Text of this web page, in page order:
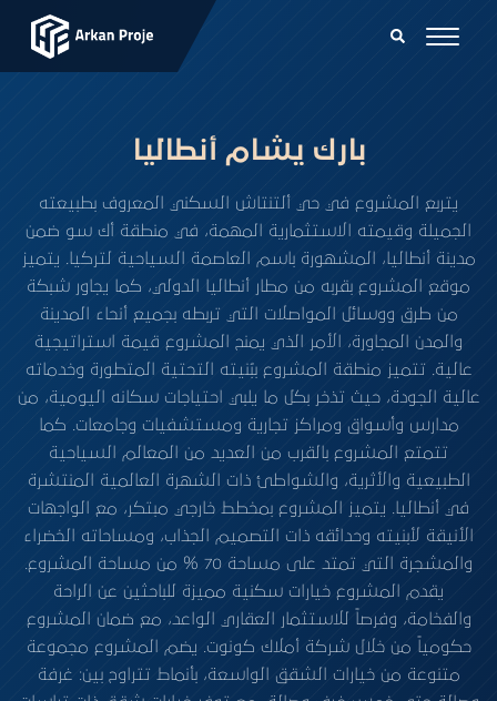
بارك يشام أنطاليا
يتربع المشروع في حي ألتنتاش السكني المعروف بطبيعته
الجميلة وقيمته الاستثمارية المهمة، في منطقة أك سو ضمن
مدينة أنطاليا، المشهورة باسم العاصمة السياحية لتركيا. يتميز
موقع المشروع بقربه من مطار أنطاليا الدولي، كما يجاور شبكة
من طرق ووسائل المواصلات التي تربطه بجميع أنحاء المدينة
والمدن المجاورة، الأمر الذي يمنح المشروع قيمة استراتيجية
عالية. تتميز منطقة المشروع ببُنيته التحتية المتطورة وخدماته
عالية الجودة، حيث تذخر بكل ما يلبي احتياجات سكانه اليومية، من
مدارس وأسواق ومراكز تجارية ومستشفيات وجامعات. كما
تتمتع المشروع بالقرب من العديد من المعالم السياحية
الطبيعية والأثرية، والشواطئ ذات الشهرة العالمية المنتشرة
في أنطاليا. يتميز المشروع بمخطط خارجي مبتكر، مع الواجهات
الأنيقة لأبنيته وحدائقه ذات التصميم الجذاب، ومساحاته الخضراء
والمشجرة التي تمتد على مساحة 70 % من مساحة المشروع.
يقدم المشروع خيارات سكنية مميزة للباحثين عن الراحة
والفخامة، وفرصاً للاستثمار العقاري الواعد، مع ضمان المشروع
حكومياً من خلال شركة أملاك كونوت. يضم المشروع مجموعة
متنوعة من خيارات الشقق الواسعة، بأنماط تتراوح بين: غرفة